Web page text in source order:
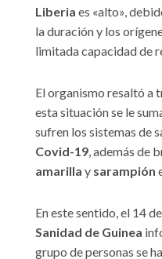
Liberia es «alto»,
la duración y los
limitada capacidad de
El organismo resaltó a
esta situación se le
sufren los sistemas de
Covid-19, además de
amarilla y sarampión
En este sentido, el 14
Sanidad de Guinea
grupo de personas se